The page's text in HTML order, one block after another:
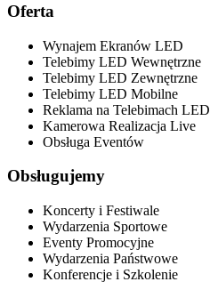
Oferta
Wynajem Ekranów LED
Telebimy LED Wewnętrzne
Telebimy LED Zewnętrzne
Telebimy LED Mobilne
Reklama na Telebimach LED
Kamerowa Realizacja Live
Obsługa Eventów
Obsługujemy
Koncerty i Festiwale
Wydarzenia Sportowe
Eventy Promocyjne
Wydarzenia Państwowe
Konferencje i Szkolenie